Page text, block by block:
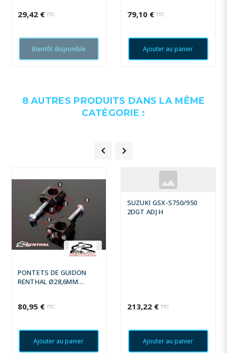
29,42 € TTC
Bientôt disponible
79,10 € TTC
Ajouter au panier
8 AUTRES PRODUITS DANS LA MÊME
CATÉGORIE :
 
PONTETS DE GUIDON
RENTHAL Ø28,6MM
80,95 € TTC
Ajouter au panier
SUZUKI GSX-S750/950
2DGT ADJ H
213,22 € TTC
Ajouter au panier